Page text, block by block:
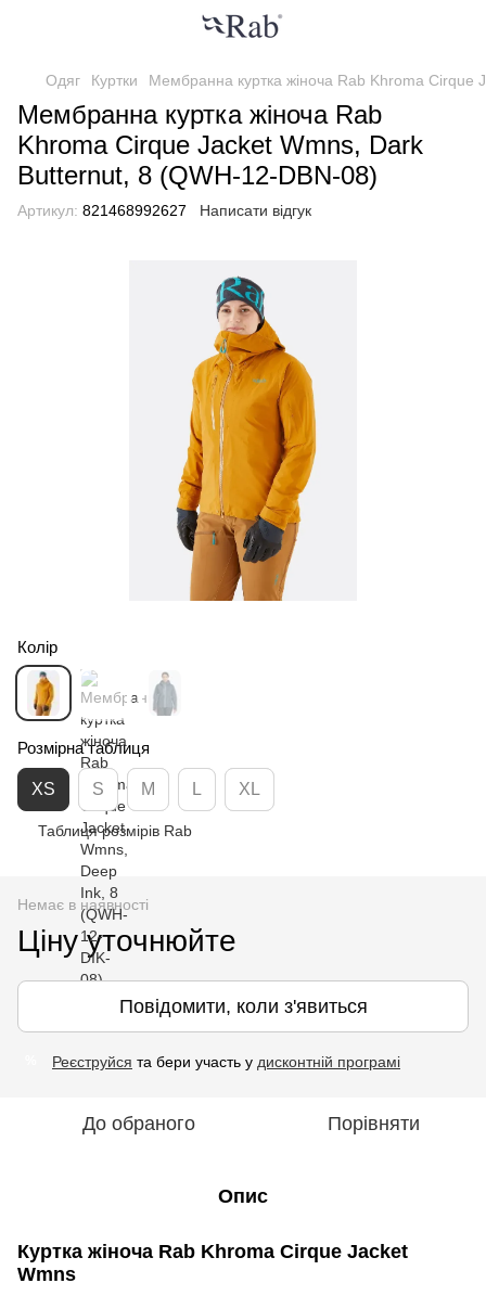
Одяг Куртки Мембранна куртка жіноча Rab Khroma
Мембранна куртка жіноча Rab
Khroma Cirque Jacket Wmns, Dark
Butternut, 8 (QWH-12-DBN-08)
Артикул: 821468992627 Написати відгук
Колір
Розмірна таблиця
XS S M L XL
Таблиця розмірів Rab
Немає в наявності
Ціну уточнюйте
Повідомити, коли з'явиться
Реєструйся та бери участь у дисконтній програмі
До обраного Порівняти
Опис
Куртка жіноча Rab Khroma Cirque Jacket
Wmns